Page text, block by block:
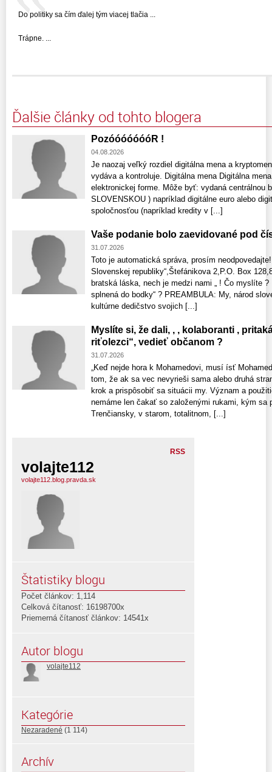
Do politiky sa čím ďalej tým viacej tlačia ...
Trápne. ...
Ďalšie články od tohto blogera
PozóóóóóóóR !
04.08.2026
Je naozaj veľký rozdiel digitálna mena a
vydáva a kontroluje. Digitálna mena Digitálna
elektronickej forme. Môže byť: vydaná centrálnou
SLOVENSKOU ) napríklad digitálne euro alebo
spoločnosťou (napríklad kredity v [...]
Vaše podanie bolo zaevidované pod
31.07.2026
Toto je automatická správa, prosím
Slovenskej republiky“,Štefánikova 2,P.O. Box
bratská láska, nech je medzi nami „ ! Čo myslíte
splnená do bodky“ ? PREAMBULA: My, národ
kultúrne dedičstvo svojich [...]
Myslíte si, že dali, , , kolaboranti ,
riťolezci“, vedieť občanom ?
31.07.2026
„Keď nejde hora k Mohamedovi, musí ísť
tom, že ak sa vec nevyrieši sama alebo druhá
krok a prispôsobiť sa situácii my. Význam a
nemáme len čakať so založenými rukami, kým sa
Trenčiansky, v starom, totalitnom, [...]
RSS
volajte112
volajte112.blog.pravda.sk
Štatistiky blogu
Počet článkov: 1,114
Celková čítanosť: 16198700x
Priemerná čítanosť článkov: 14541x
Autor blogu
volajte112
Kategórie
Nezaradené (1 114)
Archív